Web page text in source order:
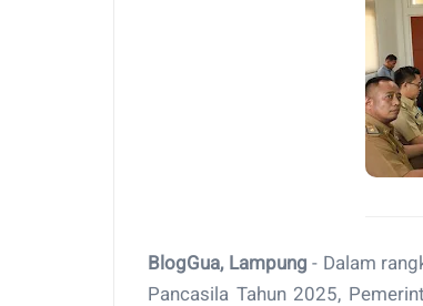
BlogGua, Lampung - Dalam
Pancasila Tahun 2025,